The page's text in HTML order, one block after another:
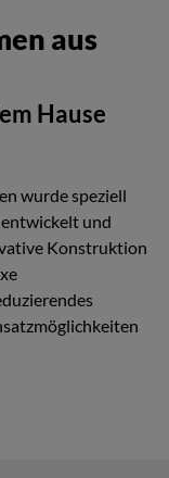
aus
Hause
wurde speziell
und
Konstruktion